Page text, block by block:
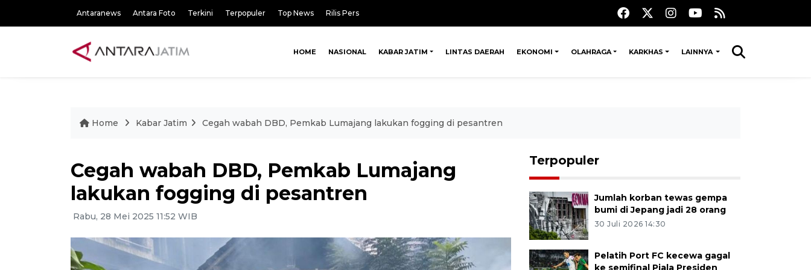
Antaranews Antara Foto Terkini Terpopuler Top News Rilis Pers
HOME NASIONAL KABAR JATIM LINTAS DAERAH EKONOMI OLAHRAGA KARKHAS LAINNYA
Home Kabar Jatim Cegah wabah DBD, Pemkab Lumajang lakukan fogging di pesantren
Cegah wabah DBD, Pemkab Lumajang
lakukan fogging di pesantren
Rabu, 28 Mei 2025 11:52 WIB
Terpopuler
Jumlah korban tewas gempa
bumi di Jepang jadi 28 orang
30 Juli 2026 14:30
Pelatih Port FC kecewa gagal
ke semifinal Piala Presiden